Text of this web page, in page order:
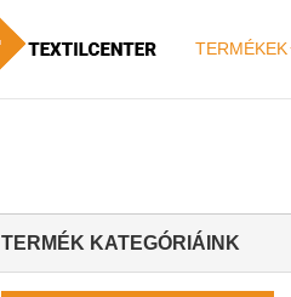
TERMÉKEK
TERMÉK KATEGÓRIÁINK